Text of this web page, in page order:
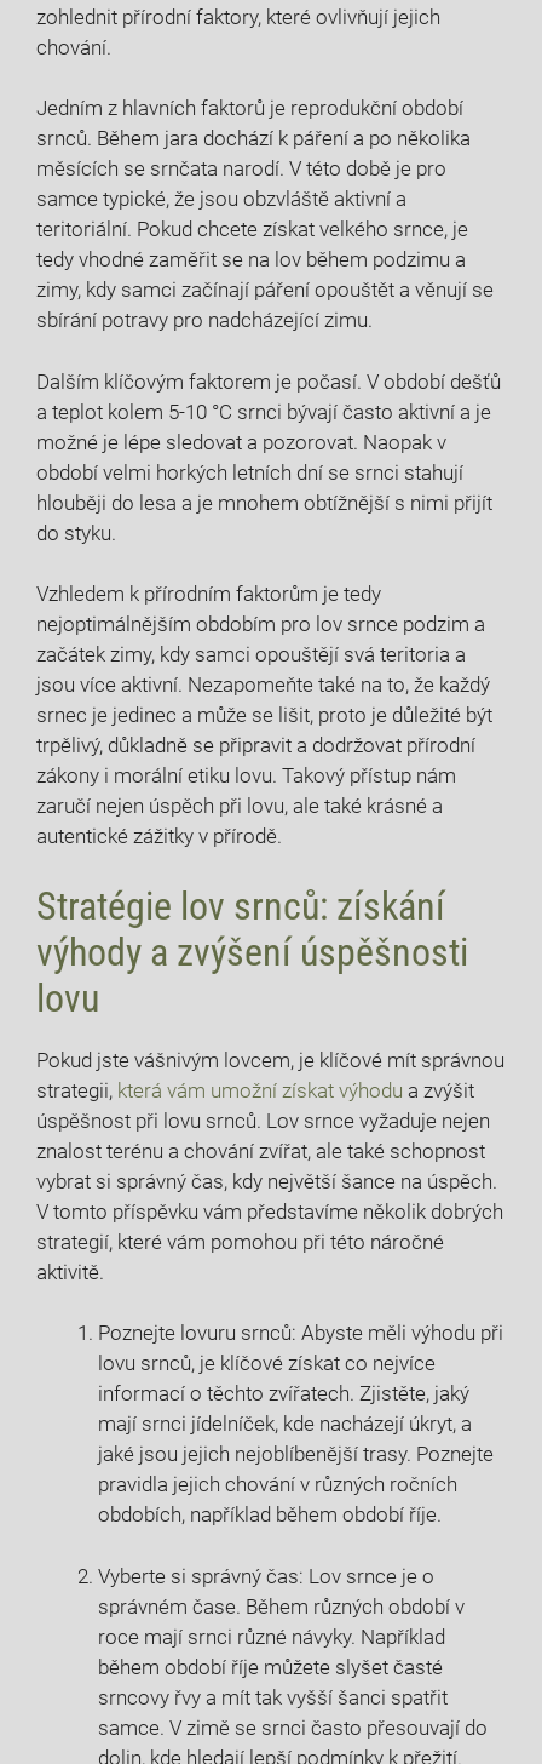
zohlednit ⁣přírodní faktory, které ⁢ovlivňují jejich
chování.
Jedním ⁤z hlavních faktorů je reprodukční ​období
srnců. Během jara dochází k páření a po několika
měsících ​se srnčata narodí. V‍ této​ době je‍ pro
samce typické, že jsou ⁤obzvláště⁤ aktivní ​a
teritoriální. Pokud chcete získat velkého srnce, je
tedy vhodné zaměřit se ‍na lov během podzimu a
zimy, kdy samci začínají páření opouštět a věnují⁢ se
sbírání potravy pro nadcházející zimu.
Dalším klíčovým faktorem ​je počasí. V období‍ dešťů
a‌ teplot kolem 5-10 °C srnci bývají často aktivní a je
možné⁣ je lépe ⁢sledovat​ a pozorovat. Naopak v
období‍ velmi horkých letních dní se⁣ srnci stahují
‌hlouběji ‍do lesa a je mnohem obtížnější s ⁢nimi přijít
do styku.
Vzhledem k přírodním faktorům je tedy
nejoptimálnějším obdobím⁣ pro lov srnce podzim a
začátek zimy, kdy samci⁢ opouštějí‍ svá teritoria a
jsou⁣ více aktivní. ​Nezapomeňte také na ‍to, že každý
srnec⁣ je ⁣jedinec a může se lišit, proto je důležité být
trpělivý, důkladně se připravit a dodržovat přírodní ​
zákony i morální etiku lovu. Takový přístup nám⁣
zaručí nejen úspěch při lovu, ale⁤ také krásné ⁢a‌
autentické zážitky v přírodě.
Stratégie lov srnců: získání
výhody a zvýšení úspěšnosti
lovu
Pokud jste ⁣vášnivým⁤ lovcem, je klíčové mít správnou
strategii,⁢ která vám umožní získat ⁣výhodu a⁤ zvýšit
úspěšnost při lovu srnců. Lov srnce vyžaduje nejen
znalost terénu ​a chování zvířat, ale⁤ také schopnost
vybrat si správný ⁤čas, kdy největší šance na úspěch.
V tomto příspěvku vám‍ představíme několik dobrých
strategií, které ⁢vám pomohou při této náročné
aktivitě.
Poznejte ⁢lovuru srnců: Abyste měli výhodu při
lovu srnců, je klíčové získat ⁣co ‌nejvíce
⁣informací o těchto zvířatech. Zjistěte, jaký
mají‍ srnci jídelníček, kde nacházejí úkryt, a
jaké⁣ jsou jejich nejoblíbenější trasy.⁤ Poznejte
pravidla jejich chování v různých ročních
obdobích, například během období ‌říje.
Vyberte si správný čas: Lov srnce je o
správném čase. Během různých období v
roce mají srnci různé návyky.⁤ Například
během období říje ‍můžete slyšet ​časté⁢
srncovy⁢ řvy a mít tak vyšší šanci spatřit
samce. V zimě se srnci často přesouvají do⁤
dolin, kde hledají lepší podmínky k přežití.